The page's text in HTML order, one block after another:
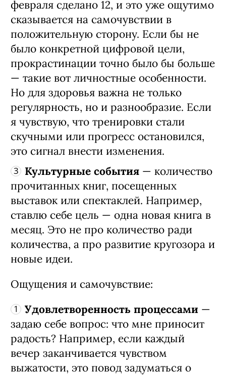
февраля сделано 12, и это уже ощутимо
сказывается на самочувствии в
положительную сторону. Если бы не
было конкретной цифровой цели,
прокрастинации точно было бы больше
— такие вот личностные особенности.
Но для здоровья важна не только
регулярность, но и разнообразие. Если
я чувствую, что тренировки стали
скучными или прогресс остановился,
это сигнал внести изменения.
Культурные события — количество
прочитанных книг, посещенных
выставок или спектаклей. Например,
ставлю себе цель — одна новая книга в
месяц. Это не про количество ради
количества, а про развитие кругозора и
новые идеи.
Ощущения и самочувствие:
Удовлетворенность процессами —
задаю себе вопрос: что мне приносит
радость? Например, если каждый
вечер заканчивается чувством
выжатости, это повод задуматься о